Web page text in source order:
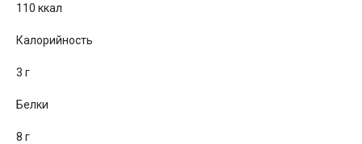
110 ккал
Калорийность
3 г
Белки
8 г